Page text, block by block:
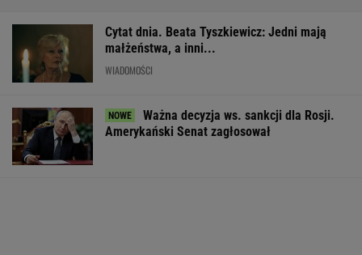
Cytat dnia. Beata Tyszkiewicz: Jedni mają
małżeństwa, a inni...
WIADOMOŚCI
Ważna decyzja ws. sankcji dla Rosji.
Amerykański Senat zagłosował